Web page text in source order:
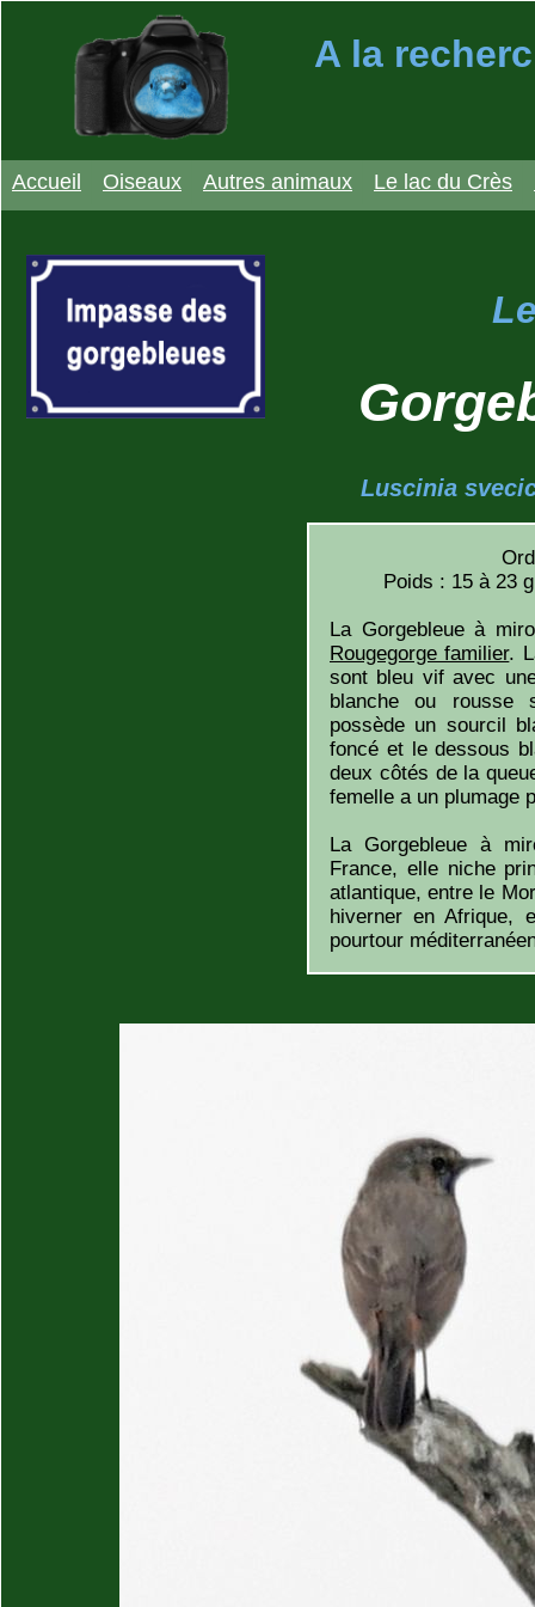
A la
Accueil Oiseaux Autres animaux Le lac du Crès
Luscinia
Poids : 15 à 23
La Gorgebleue à
Rougegorge familier.
sont bleu vif avec
blanche ou rousse
possède un sourcil
foncé et le dessous
deux côtés de la
femelle a un plumage
La Gorgebleue à
France, elle niche
atlantique, entre le
hiverner en Afrique,
pourtour